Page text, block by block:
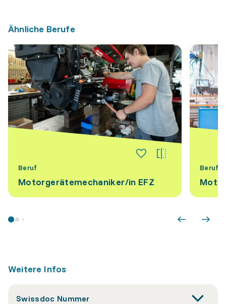
Ähnliche Berufe
Beruf
Motorgerätemechaniker/​in EFZ
Beruf
Weitere Infos
Swissdoc Nummer